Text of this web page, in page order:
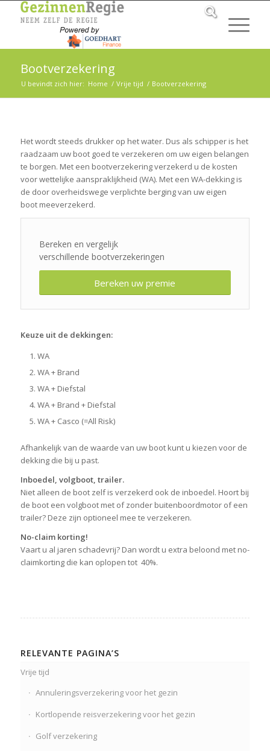
Bootverzekering
U bevindt zich hier: Home / Vrije tijd / Bootverzekering
Het wordt steeds drukker op het water. Dus als schipper is het
raadzaam uw boot goed te verzekeren om uw eigen belangen
te borgen. Met een bootverzekering verzekerd u de kosten
voor wettelijke aanspraklijkheid (WA). Met een WA-dekking is
de door overheidswege verplichte berging van uw eigen
boot meeverzekerd.
Bereken en vergelijk
verschillende bootverzekeringen
Bereken uw premie
Keuze uit de dekkingen:
WA
WA + Brand
WA + Diefstal
WA + Brand + Diefstal
WA + Casco (=All Risk)
Afhankelijk van de waarde van uw boot kunt u kiezen voor de
dekking die bij u past.
Inboedel, volgboot, trailer.
Niet alleen de boot zelf is verzekerd ook de inboedel. Hoort bij
de boot een volgboot met of zonder buitenboordmotor of een
trailer? Deze zijn optioneel mee te verzekeren.
No-claim korting!
Vaart u al jaren schadevrij? Dan wordt u extra beloond met no-
claimkorting die kan oplopen tot 40%.
RELEVANTE PAGINA’S
Vrije tijd
Annuleringsverzekering voor het gezin
Kortlopende reisverzekering voor het gezin
Golf verzekering